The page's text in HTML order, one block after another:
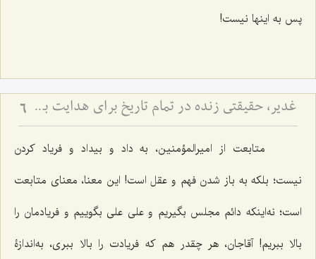
پس به اینها نیست!
غدیر، حقیقتی زنده در تمام تاریخ برای هدایت بشر - توضیحی در رابطه با حدیث عشیره 6
متابعت از امیرالمؤمنین، به داد و بیداد و فریاد کردن
نیست؛ بلکه به باز شدن فهم و عقل است! این معنا، معنای متابعت
است؛ نه‌اینکه دائم مجلس بگیریم و علی علی بگوییم و فریادمان را
بالا ببریم! آقاجان، هر چقدر هم که فریادت را بالا ببری، به‌اندازۀ